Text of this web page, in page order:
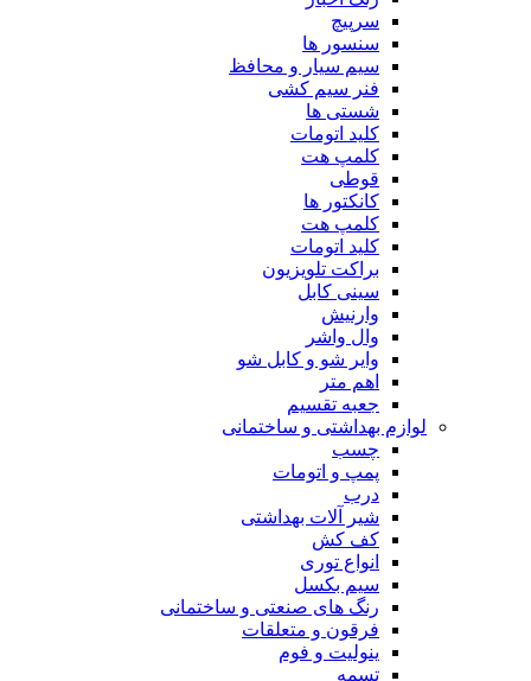
سرپیچ
سنسور ها
سیم سیار و محافظ
فنر سیم کشی
شستی ها
کلید اتومات
کلمپ هت
قوطی
کانکتور ها
کلمپ هت
کلید اتومات
براکت تلویزیون
سینی کابل
وارنیش
وال واشر
وایر شو و کابل شو
اهم متر
جعبه تقسیم
لوازم بهداشتی و ساختمانی
چسب
پمپ و اتومات
درب
شیر آلات بهداشتی
کف کش
انواع توری
سیم بکسل
رنگ های صنعتی و ساختمانی
فرقون و متعلقات
ینولیت و فوم
تسمه